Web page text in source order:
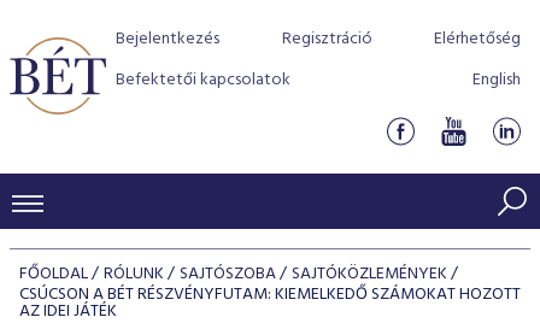
Bejelentkezés Regisztráció
Elérhetőség
Befektetői kapcsolatok
English
KERESKEDÉSI ADATOK
INDEXEK
BEFEKTETŐK
FŐOLDAL RÓLUNK SAJTÓSZOBA SAJTÓKÖZLEMÉNYEK
CSÚCSON A BÉT RÉSZVÉNYFUTAM: KIEMELKEDŐ SZÁMOKAT HOZOTT
AZ IDEI JÁTÉK